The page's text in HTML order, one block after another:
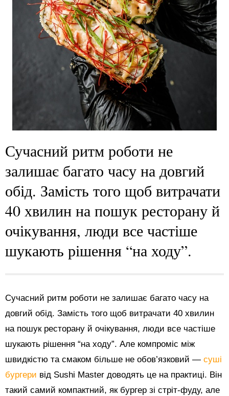
Сучасний ритм роботи не
залишає багато часу на довгий
обід. Замість того щоб витрачати
40 хвилин на пошук ресторану й
очікування, люди все частіше
шукають рішення “на ходу”.
Сучасний ритм роботи не залишає багато часу на
довгий обід. Замість того щоб витрачати 40 хвилин
на пошук ресторану й очікування, люди все частіше
шукають рішення “на ходу”. Але компроміс між
швидкістю та смаком більше не обов’язковий — суші
бургери від Sushi Master доводять це на практиці. Він
такий самий компактний, як бургер зі стріт-фуду, але